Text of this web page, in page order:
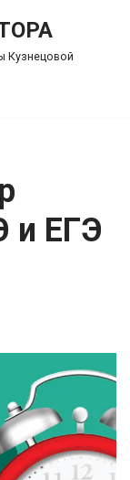
Кузнецовой
и ЕГЭ